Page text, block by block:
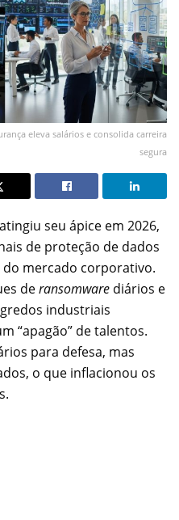
eleva salários e consolida carreira
segura
seu ápice em 2026,
de proteção de dados
mercado corporativo.
deransomware diários e
industriais
“apagão” de talentos.
para defesa, mas
o que inflacionou os